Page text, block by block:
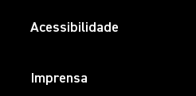
Acessibilidade
Imprensa